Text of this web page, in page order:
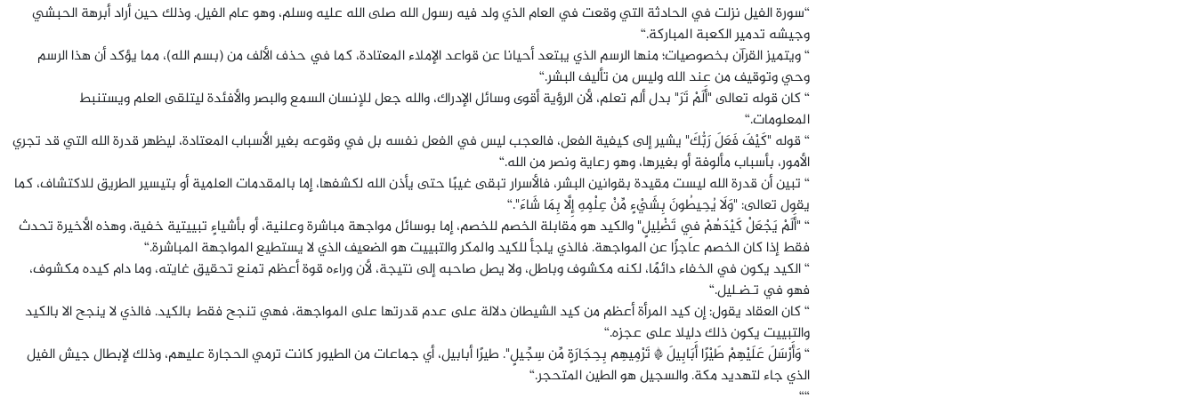
“سورة الفيل نزلت في الحادثة التي وقعت في العام الذي ولد فيه رسول الله صلى الله عليه وسلم، وهو عام الفيل. وذلك حين أراد أبرهة الحبشي
وجيشه تدمير الكعبة المباركة.“
“ ويتميز القرآن بخصوصيات؛ منها الرسم الذي يبتعد أحيانا عن قواعد الإملاء المعتادة، كما في حذف الألف من (بسم الله)، مما يؤكد أن هذا الرسم
وحي وتوقيف من عند الله وليس من تأليف البشر.“
“ كان قوله تعالى "أَلَمْ تَرَ" بدل ألم تعلم، لأن الرؤية أقوى وسائل الإدراك، والله جعل للإنسان السمع والبصر والأفئدة ليتلقى العلم ويستنبط
المعلومات.“
“ قوله "كَيْفَ فَعَلَ رَبُّكَ" يشير إلى كيفية الفعل، فالعجب ليس في الفعل نفسه بل في وقوعه بغير الأسباب المعتادة، ليظهر قدرة الله التي قد تجري
الأمور، بأسباب مألوفة أو بغيرها، وهو رعاية ونصر من الله.“
“ تبين أن قدرة الله ليست مقيدة بقوانين البشر، فالأسرار تبقى غيبًا حتى يأذن الله لكشفها، إما بالمقدمات العلمية أو بتيسير الطريق للاكتشاف، كما
يقول تعالى: "وَلَا يُحِيطُونَ بِشَيْءٍ مِّنْ عِلْمِهِ إِلَّا بِمَا شَاءَ".“
“ "أَلَمْ يَجْعَلْ كَيْدَهُمْ فِي تَضْلِيلٍ" والكيد هو مقابلة الخصم للخصم، إما بوسائل مواجهة مباشرة وعلنية، أو بأشياءٍ تبييتية خفية، وهذه الأخيرة تحدث
فقط إذا كان الخصم عاجزًا عن المواجهة. فالذي يلجأ للكيد والمكر والتبييت هو الضعيف الذي لا يستطيع المواجهة المباشرة.“
“ الكيد يكون في الخفاء دائمًا، لكنه مكشوف وباطل، ولا يصل صاحبه إلى نتيجة، لأن وراءه قوة أعظم تمنع تحقيق غايته، وما دام كيده مكشوف،
فهو في تـضـليل.“
“ كان العقاد يقول: إن كيد المرأة أعظم من كيد الشيطان دلالة على عدم قدرتها على المواجهة، فهي تنجح فقط بالكيد. فالذي لا ينجح الا بالكيد
والتبييت يكون ذلك دليلا على عجزه.“
“ وَأَرْسَلَ عَلَيْهِمْ طَيْرًا أَبَابِيلَ * تَرْمِيهِم بِحِجَارَةٍ مِّن سِجِّيلٍ". طيرًا أبابيل، أي جماعات من الطيور كانت ترمي الحجارة عليهم، وذلك لإبطال جيش الفيل
الذي جاء لتهديد مكة. والسجيل هو الطين المتحجر.“